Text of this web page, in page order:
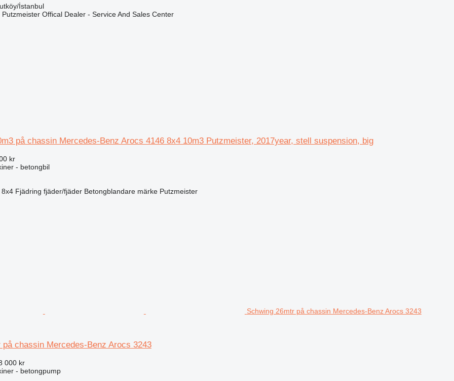
İstanbul
Offical Dealer - Service And Sales Center
på chassin Mercedes-Benz Arocs 4146 8x4 10m3 Putzmeister, 2017year, stell suspension, big
kr
- betongbil
8x4 Fjädring fjäder/fjäder Betongblandare märke Putzmeister
Schwing 26mtr på chassin Mercedes-Benz Arocs 3243
på chassin Mercedes-Benz Arocs 3243
000 kr
- betongpump